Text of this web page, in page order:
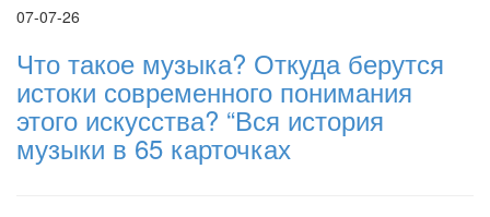
07-07-26
Что такое музыка? Откуда берутся
истоки современного понимания
этого искусства? “Вся история
музыки в 65 карточках